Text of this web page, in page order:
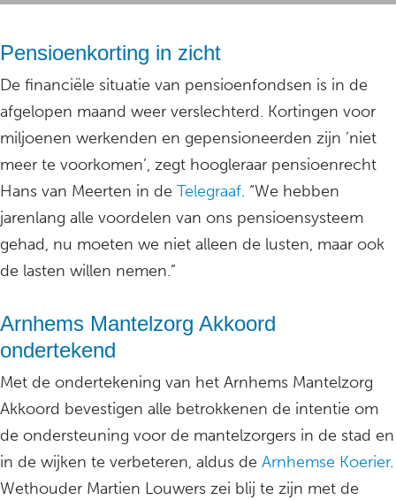
Pensioenkorting in zicht
De financiële situatie van pensioenfondsen is in de
afgelopen maand weer verslechterd. Kortingen voor
miljoenen werkenden en gepensioneerden zijn ’niet
meer te voorkomen’, zegt hoogleraar pensioenrecht
Hans van Meerten in de Telegraaf. “We hebben
jarenlang alle voordelen van ons pensioensysteem
gehad, nu moeten we niet alleen de lusten, maar ook
de lasten willen nemen.”
Arnhems Mantelzorg Akkoord
ondertekend
Met de ondertekening van het Arnhems Mantelzorg
Akkoord bevestigen alle betrokkenen de intentie om
de ondersteuning voor de mantelzorgers in de stad en
in de wijken te verbeteren, aldus de Arnhemse Koerier.
Wethouder Martien Louwers zei blij te zijn met de